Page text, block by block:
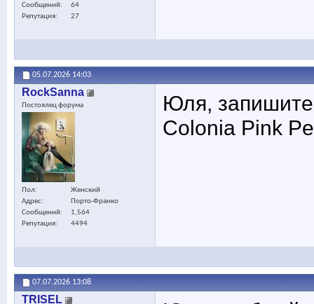
Сообщений
64
Репутация
27
05.07.2026 14:03
RockSanna
Постоялец форума
Пол
Женский
Адрес
Порто-Франко
Сообщений
1,564
Репутация
4494
Юля,
Colonia Pink
07.07.2026 13:08
TRISEL